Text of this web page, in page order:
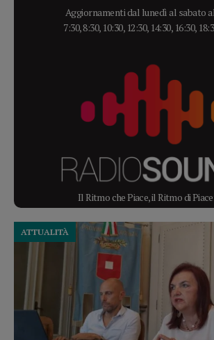
Aggiornamenti dal lunedì al sabato
7:30, 8:30, 10:30, 12:30, 14:30, 16:30,
Il Ritmo che Piace, il Ritmo di
ATTUALITÀ